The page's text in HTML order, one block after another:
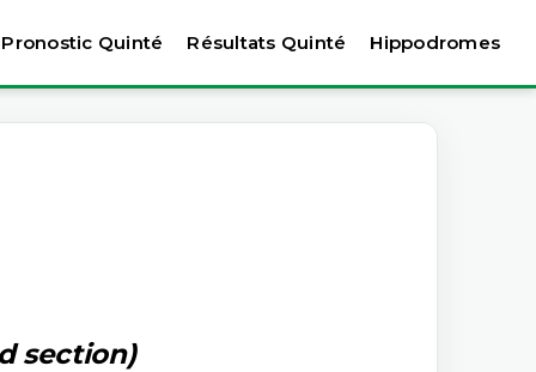
Pronostic Quinté Résultats Quinté Hippodromes
section)